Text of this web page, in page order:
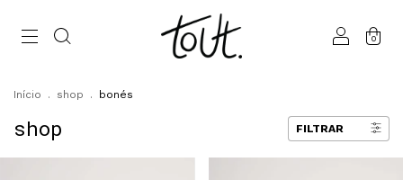
0
Início . shop . bonés
shop FILTRAR